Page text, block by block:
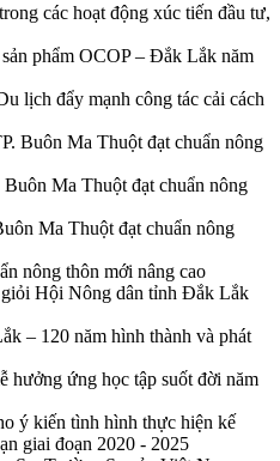
các hoạt động xúc tiến đầu tư,
phẩm OCOP – Đắk Lắk năm
lịch đẩy mạnh công tác cải cách
Buôn Ma Thuột đạt chuẩn nông
Ma Thuột đạt chuẩn nông
Ma Thuột đạt chuẩn nông
nông thôn mới nâng cao
Hội Nông dân tỉnh Đắk Lắk
– 120 năm hình thành và phát
hưởng ứng học tập suốt đời năm
ý kiến tình hình thực hiện kế
giai đoạn 2020 - 2025